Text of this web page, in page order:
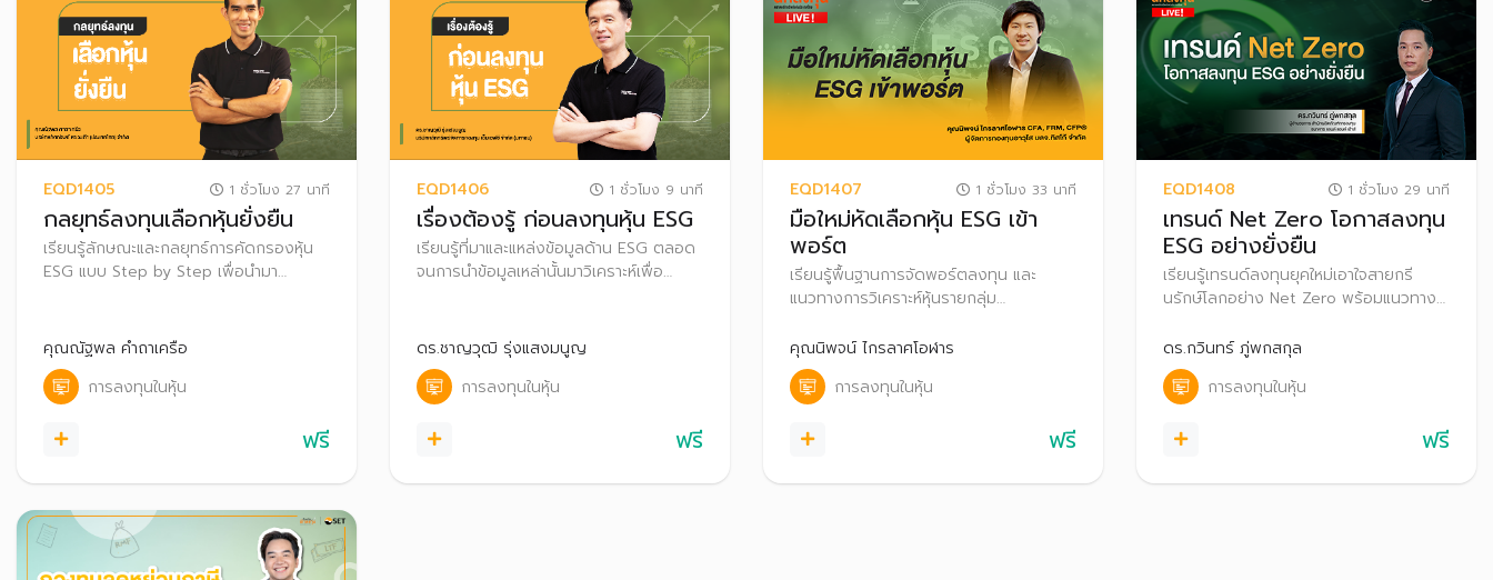
EQD1405 1 ชั่วโมง 27 นาที
กลยุทธ์ลงทุนเลือกหุ้นยั่งยืน
เรียนรู้ลักษณะและกลยุทธ์การคัดกรองหุ้น
ESG แบบ Step by Step เพื่อนำมา
คุณณัฐพล คำถาเครือ
การลงทุนในหุ้น
ฟรี
EQD1406 1 ชั่วโมง 9 นาที
เรื่องต้องรู้ ก่อนลงทุนหุ้น ESG
เรียนรู้ที่มาและแหล่งข้อมูลด้าน ESG ตลอด
จนการนำข้อมูลเหล่านั้นมาวิเคราะห์เพื่อ
ดร.ชาญวุฒิ รุ่งแสงมนูญ
การลงทุนในหุ้น
ฟรี
EQD1407 1 ชั่วโมง 33 นาที
มือใหม่หัดเลือกหุ้น ESG เข้า
พอร์ต
เรียนรู้พื้นฐานการจัดพอร์ตลงทุน และ
แนวทางการวิเคราะห์หุ้นรายกลุ่ม
ESG เพื่อสร้างพอร์ตหุ้นที่เติบโตอย่าง
ยั่งยืนในระยะยาว
คุณนิพจน์ ไกรลาศโอฬาร
การลงทุนในหุ้น
ฟรี
EQD1408 1 ชั่วโมง 29 นาที
เทรนด์ Net Zero โอกาสลงทุน
ESG อย่างยั่งยืน
เรียนรู้เทรนด์ลงทุนยุคใหม่เอาใจสายกรี
นรักษ์โลกอย่าง Net Zero พร้อมแนวทาง
โอกาสเติบโตตามเทรนด์นี้ผ่านกรณีศึกษา
เพื่อเพิ่มโอกาสสร้างผลตอบแทนที่ดีในระยะ
ยาวอย่างยั่งยืน
ดร.กวินทร์ ภู่พกสกุล
การลงทุนในหุ้น
ฟรี